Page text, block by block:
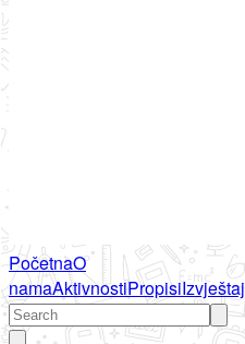
PočetnaO
namaAktivnostiPropisi